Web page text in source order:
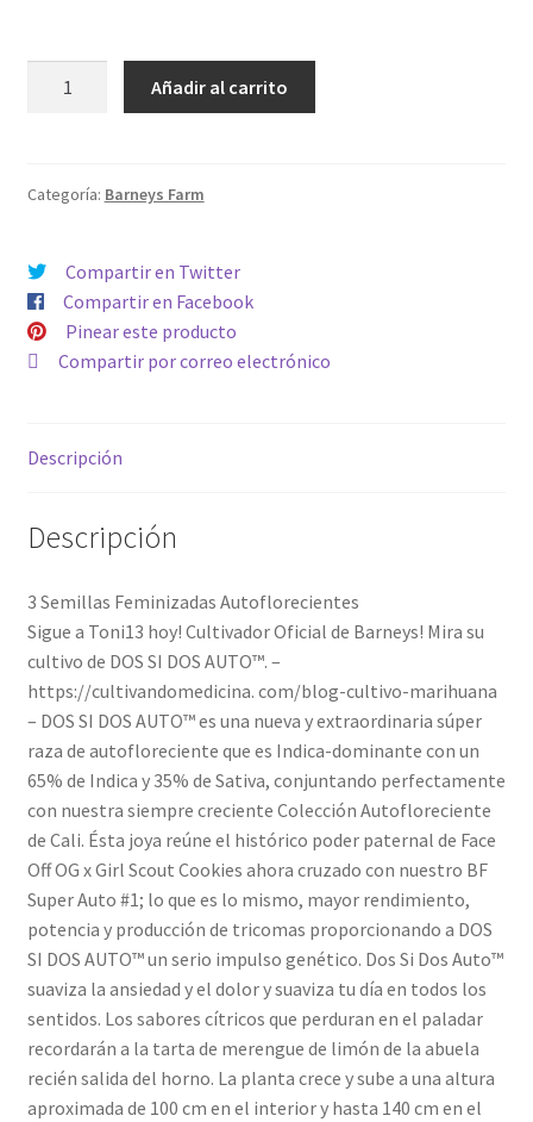
cantidad
Añadir al carrito
Categoría: Barneys Farm
Compartir en Twitter
Compartir en Facebook
Pinear este producto
Compartir por correo electrónico
Descripción
Descripción
3 Semillas Feminizadas Autoflorecientes
Sigue a Toni13 hoy! Cultivador Oficial de Barneys! Mira su
cultivo de DOS SI DOS AUTO™. –
https://cultivandomedicina. com/blog-cultivo-marihuana
– DOS SI DOS AUTO™ es una nueva y extraordinaria súper
raza de autofloreciente que es Indica-dominante con un
65% de Indica y 35% de Sativa, conjuntando perfectamente
con nuestra siempre creciente Colección Autofloreciente
de Cali. Ésta joya reúne el histórico poder paternal de Face
Off OG x Girl Scout Cookies ahora cruzado con nuestro BF
Super Auto #1; lo que es lo mismo, mayor rendimiento,
potencia y producción de tricomas proporcionando a DOS
SI DOS AUTO™ un serio impulso genético. Dos Si Dos Auto™
suaviza la ansiedad y el dolor y suaviza tu día en todos los
sentidos. Los sabores cítricos que perduran en el paladar
recordarán a la tarta de merengue de limón de la abuela
recién salida del horno. La planta crece y sube a una altura
aproximada de 100 cm en el interior y hasta 140 cm en el